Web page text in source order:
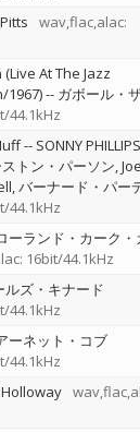
wav,flac,alac:
At The Jazz
1967)-- ガボール・
44.1kHz
-- SONNY PHILLIPS
トン・パーソン Joe
バーナード・パー
44.1kHz
ーランド・カーク・
16bit/44.1kHz
ルズ・キナード
44.1kHz
ーネット・コブ
44.1kHz